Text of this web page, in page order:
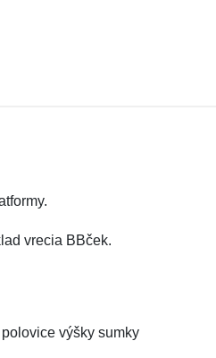
vrecia BBček.
výšky sumky